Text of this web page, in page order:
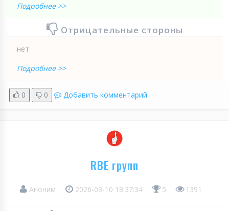
Подробнее >>
Отрицательные стороны
нет
Подробнее >>
0 0 Добавить комментарий
RBE групп
Аноним 2026-03-10 18:37:34 5 1391